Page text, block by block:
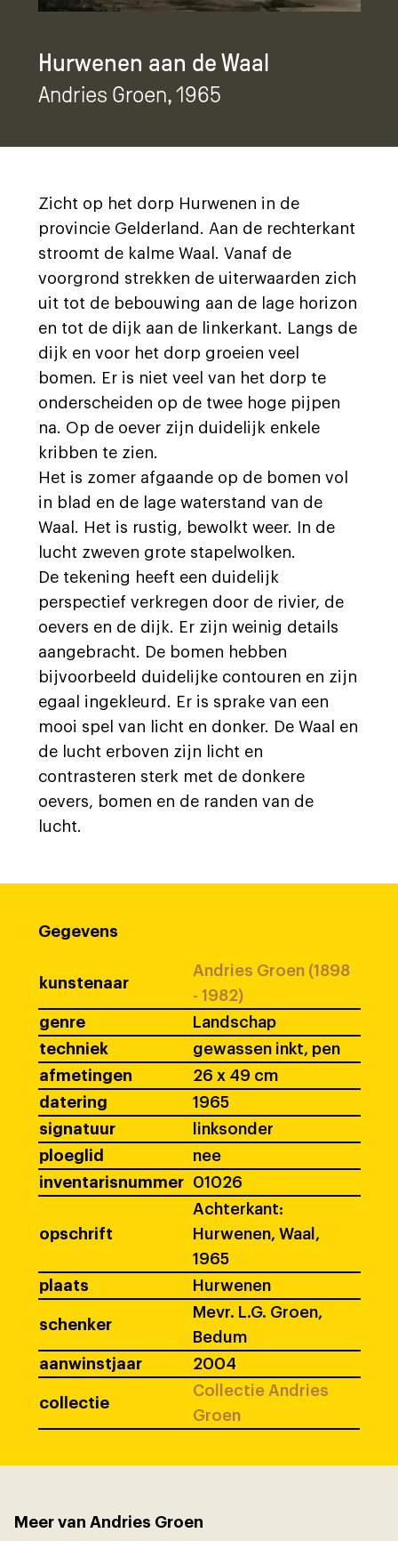
Hurwenen aan de Waal
Andries Groen, 1965
Zicht op het dorp Hurwenen in de
provincie Gelderland. Aan de rechterkant
stroomt de kalme Waal. Vanaf de
voorgrond strekken de uiterwaarden zich
uit tot de bebouwing aan de lage horizon
en tot de dijk aan de linkerkant. Langs de
dijk en voor het dorp groeien veel
bomen. Er is niet veel van het dorp te
onderscheiden op de twee hoge pijpen
na. Op de oever zijn duidelijk enkele
kribben te zien.
Het is zomer afgaande op de bomen vol
in blad en de lage waterstand van de
Waal. Het is rustig, bewolkt weer. In de
lucht zweven grote stapelwolken.
De tekening heeft een duidelijk
perspectief verkregen door de rivier, de
oevers en de dijk. Er zijn weinig details
aangebracht. De bomen hebben
bijvoorbeeld duidelijke contouren en zijn
egaal ingekleurd. Er is sprake van een
mooi spel van licht en donker. De Waal en
de lucht erboven zijn licht en
contrasteren sterk met de donkere
oevers, bomen en de randen van de
lucht.
Gegevens
kunstenaar
Andries Groen (1898
- 1982)
genre
Landschap
techniek
gewassen inkt, pen
afmetingen
26 x 49 cm
datering
1965
signatuur
linksonder
ploeglid
nee
inventarisnummer
01026
opschrift
Achterkant:
Hurwenen, Waal,
1965
plaats
Hurwenen
schenker
Mevr. L.G. Groen,
Bedum
aanwinstjaar
2004
collectie
Collectie Andries
Groen
Meer van Andries Groen